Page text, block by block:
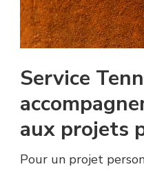
Service
aux projets
Pour un projet